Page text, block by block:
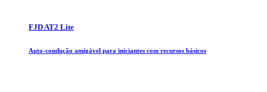
FJD AT2 Lite
Auto-condução amigável para iniciantes com recursos básicos